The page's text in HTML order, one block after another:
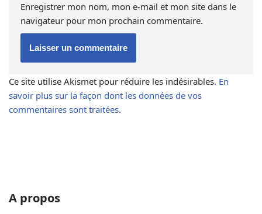
Enregistrer mon nom, mon e-mail et mon site dans le
navigateur pour mon prochain commentaire.
Ce site utilise Akismet pour réduire les indésirables. En
savoir plus sur la façon dont les données de vos
commentaires sont traitées.
A propos